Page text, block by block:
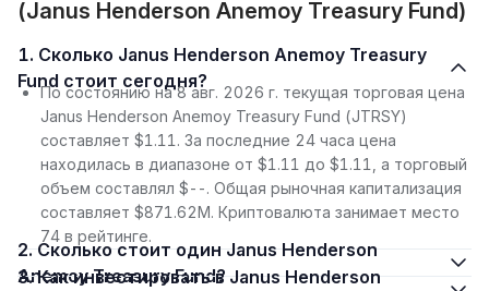
(Janus Henderson Anemoy Treasury Fund)
1. Сколько Janus Henderson Anemoy Treasury
Fund стоит сегодня?
По состоянию на 8 авг. 2026 г. текущая торговая цена
Janus Henderson Anemoy Treasury Fund (JTRSY)
составляет $1.11. За последние 24 часа цена
находилась в диапазоне от $1.11 до $1.11, а торговый
объем составлял $--. Общая рыночная капитализация
составляет $871.62M. Криптовалюта занимает место
74 в рейтинге.
2. Сколько стоит один Janus Henderson
Anemoy Treasury Fund?
3. Как инвестировать в Janus Henderson